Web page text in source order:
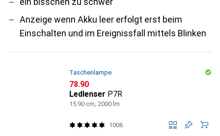
Anzeige wenn Akku leer erfolgt erst beim
Einschalten und im Ereignissfall mittels Blinken
Taschenlampe
CHF
78.90
Ledlenser P7R
15.90 cm, 2000 lm
1006